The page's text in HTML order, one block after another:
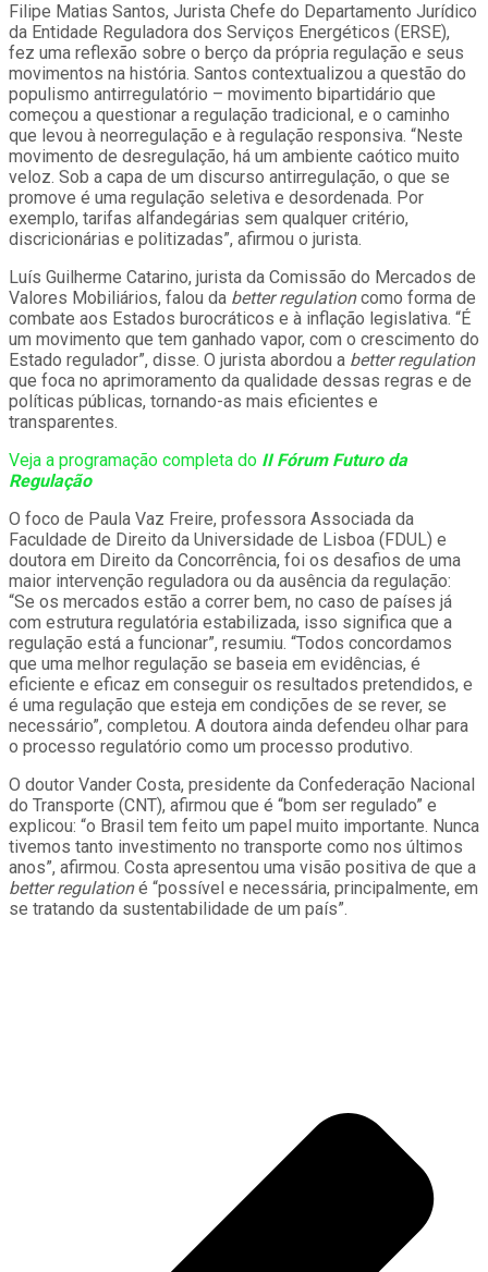
Filipe Matias Santos, Jurista Chefe do Departamento Jurídico
da Entidade Reguladora dos Serviços Energéticos (ERSE),
fez uma reflexão sobre o berço da própria regulação e seus
movimentos na história. Santos contextualizou a questão do
populismo antirregulatório – movimento bipartidário que
começou a questionar a regulação tradicional, e o caminho
que levou à neorregulação e à regulação responsiva. “Neste
movimento de desregulação, há um ambiente caótico muito
veloz. Sob a capa de um discurso antirregulação, o que se
promove é uma regulação seletiva e desordenada. Por
exemplo, tarifas alfandegárias sem qualquer critério,
discricionárias e politizadas”, afirmou o jurista.
Luís Guilherme Catarino, jurista da Comissão do Mercados de
Valores Mobiliários, falou da better regulationcomo forma de
combate aos Estados burocráticos e à inflação legislativa. “É
um movimento que tem ganhado vapor, com o crescimento do
Estado regulador”, disse. O jurista abordou a better regulation
que foca no aprimoramento da qualidade dessas regras e de
políticas públicas, tornando-as mais eficientes e
transparentes.
Veja a programação completa do II Fórum Futuro da
Regulação
O foco de Paula Vaz Freire, professora Associada da
Faculdade de Direito da Universidade de Lisboa (FDUL) e
doutora em Direito da Concorrência, foi os desafios de uma
maior intervenção reguladora ou da ausência da regulação:
“Se os mercados estão a correr bem, no caso de países já
com estrutura regulatória estabilizada, isso significa que a
regulação está a funcionar”, resumiu. “Todos concordamos
que uma melhor regulação se baseia em evidências, é
eficiente e eficaz em conseguir os resultados pretendidos, e
é uma regulação que esteja em condições de se rever, se
necessário”, completou. A doutora ainda defendeu olhar para
o processo regulatório como um processo produtivo.
O doutor Vander Costa, presidente da Confederação Nacional
do Transporte (CNT), afirmou que é “bom ser regulado” e
explicou: “o Brasil tem feito um papel muito importante. Nunca
tivemos tanto investimento no transporte como nos últimos
anos”, afirmou. Costa apresentou uma visão positiva de que a
better regulationé “possível e necessária, principalmente, em
se tratando da sustentabilidade de um país”.